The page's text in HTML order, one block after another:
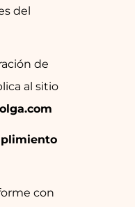
del
de
al sitio
con